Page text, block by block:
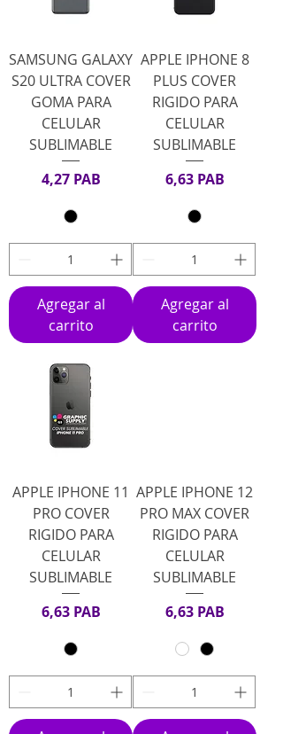
SAMSUNG GALAXY
S20 ULTRA COVER
GOMA PARA
CELULAR
SUBLIMABLE
Precio
4,27 PAB
Agregar al
carrito
APPLE IPHONE 8
PLUS COVER
RIGIDO PARA
CELULAR
SUBLIMABLE
Precio
6,63 PAB
Agregar al
carrito
APPLE IPHONE 11
PRO COVER
RIGIDO PARA
CELULAR
SUBLIMABLE
Precio
6,63 PAB
APPLE IPHONE 12
PRO MAX COVER
RIGIDO PARA
CELULAR
SUBLIMABLE
Precio
6,63 PAB